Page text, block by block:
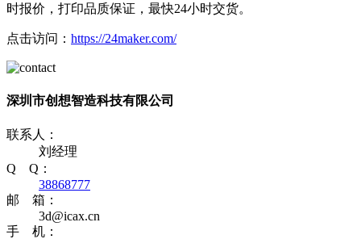
时报价，打印品质保证，最快24小时交货。
点击访问： https://24maker.com/
深圳市创想智造科技有限公司
联系人：
刘经理
Q Q：
38868777
邮 箱：
3d@icax.cn
手 机：